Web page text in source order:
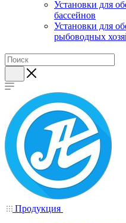
Установки для
бассейнов
Установки для
рыбоводных
Продукция